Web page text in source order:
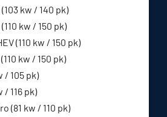
(103 kw / 140 pk)
kw / 150 pk)
(110 kw / 150 pk)
kw / 150 pk)
/ 105 pk)
/ 116 pk)
(81 kw / 110 pk)